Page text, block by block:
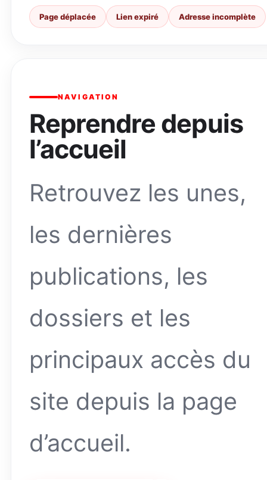
Page déplacée Lien expiré Adresse incomplète
NAVIGATION
Reprendre depuis
l’accueil
Retrouvez les unes,
les dernières
publications, les
dossiers et les
principaux accès du
site depuis la page
d’accueil.